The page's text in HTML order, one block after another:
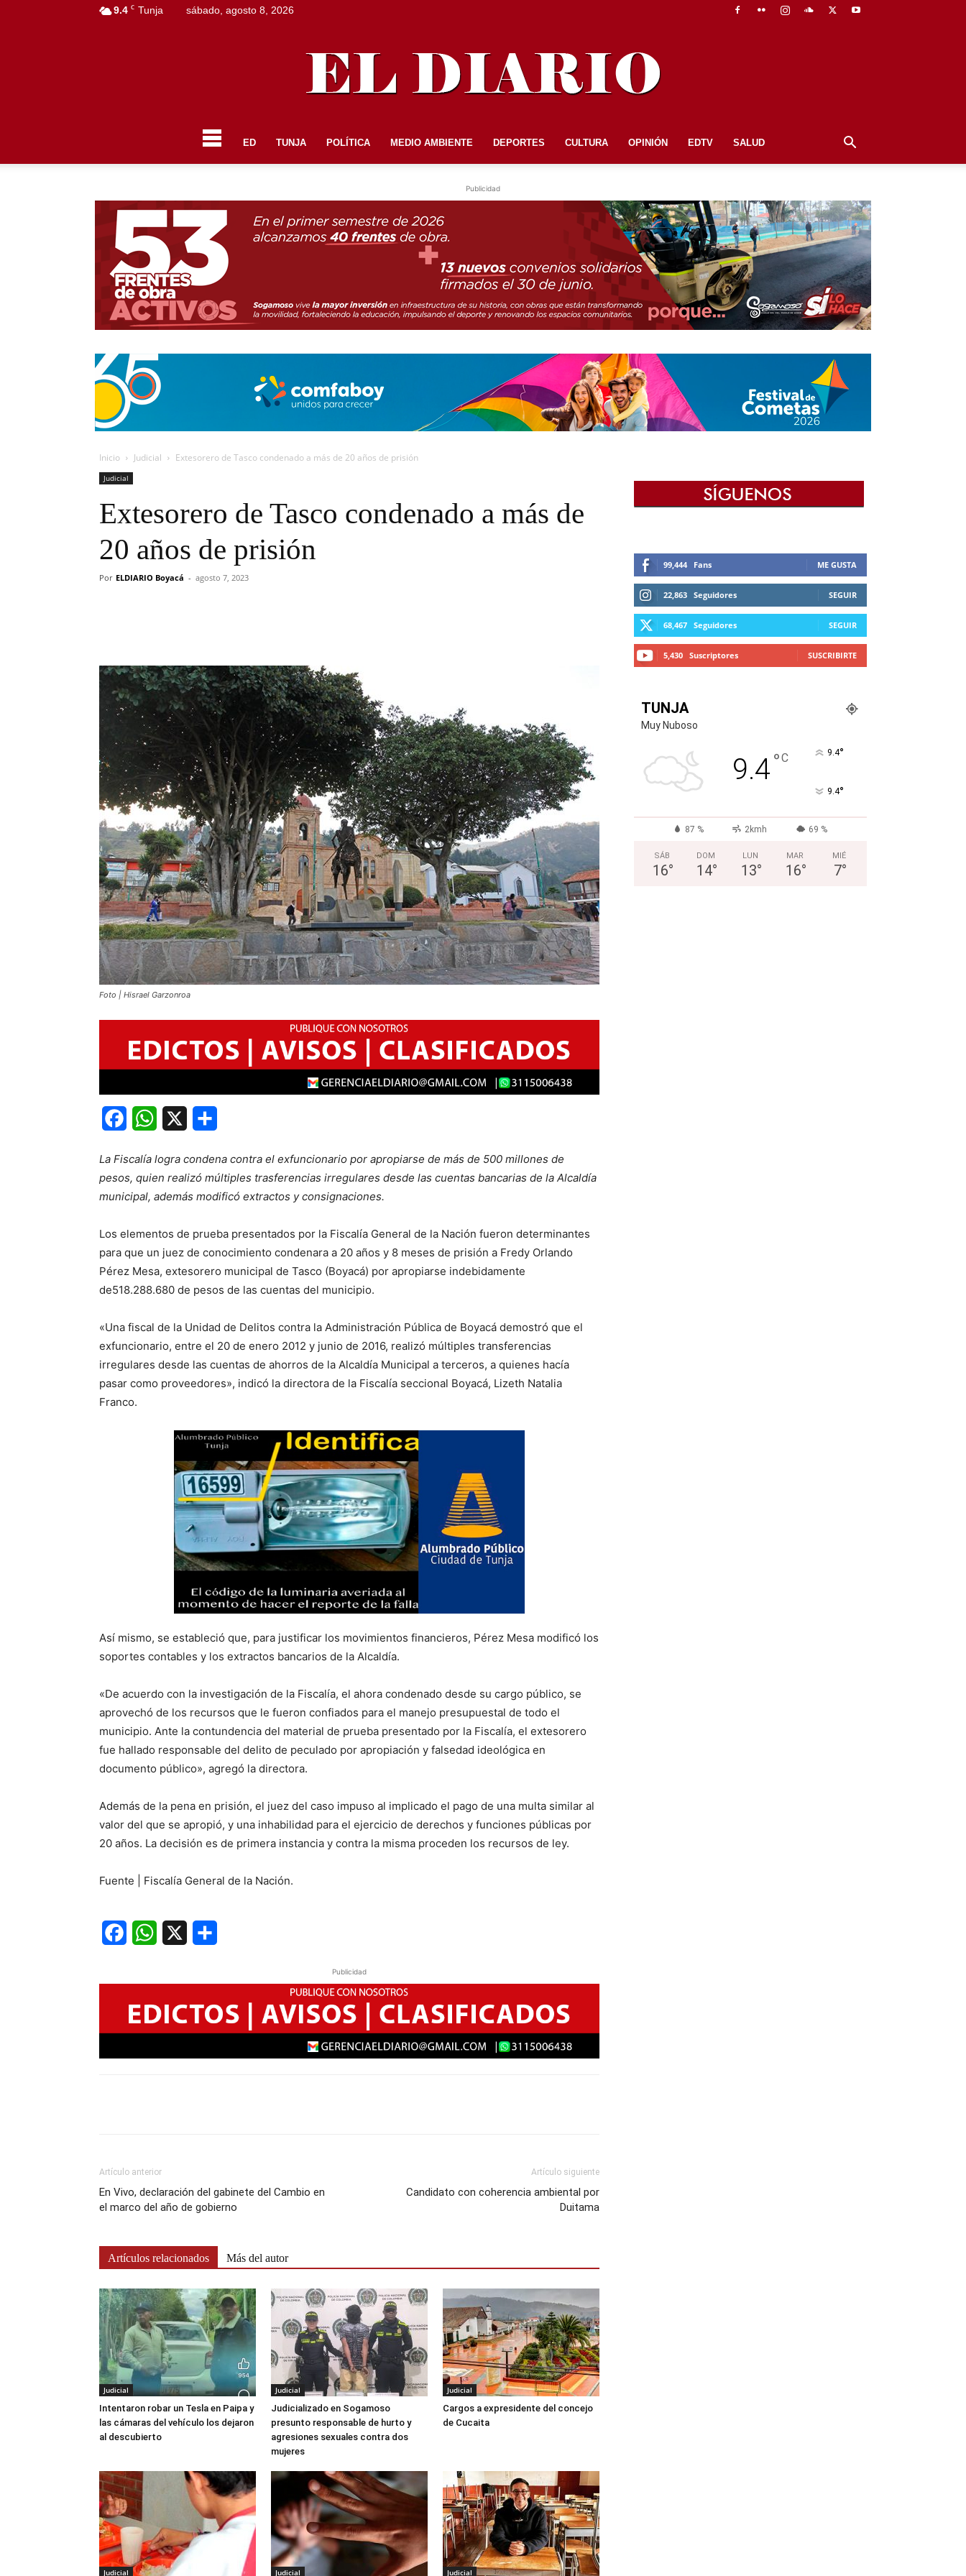
9.4 C Tunja sábado, agosto 8, 2026
DIARIO
ED TUNJA POLÍTICA MEDIO AMBIENTE DEPORTES CULTURA OPINIÓN EDTV SALUD
Publicidad
Inicio Judicial Extesorero de Tasco condenado a más de 20 años de prisión
Judicial
Extesorero de Tasco condenado a más de
20 años de prisión
Por ELDIARIO Boyacá - agosto 7, 2023
Foto | Hisrael Garzonroa
FacebookWhatsApp
La Fiscalía logra condena contra el exfuncionario por apropiarse de más de 500 millones de
pesos, quien realizó múltiples trasferencias irregulares desde las cuentas bancarias de la Alcaldía
municipal, además modificó extractos y consignaciones.
Los elementos de prueba presentados por la Fiscalía General de la Nación fueron determinantes
para que un juez de conocimiento condenara a 20 años y 8 meses de prisión a Fredy Orlando
Pérez Mesa, extesorero municipal de Tasco (Boyacá) por apropiarse indebidamente
de518.288.680 de pesos de las cuentas del municipio.
«Una fiscal de la Unidad de Delitos contra la Administración Pública de Boyacá demostró que el
exfuncionario, entre el 20 de enero 2012 y junio de 2016, realizó múltiples transferencias
irregulares desde las cuentas de ahorros de la Alcaldía Municipal a terceros, a quienes hacía
pasar como proveedores», indicó la directora de la Fiscalía seccional Boyacá, Lizeth Natalia
Franco.
Así mismo, se estableció que, para justificar los movimientos financieros, Pérez Mesa modificó los
soportes contables y los extractos bancarios de la Alcaldía.
«De acuerdo con la investigación de la Fiscalía, el ahora condenado desde su cargo público, se
aprovechó de los recursos que le fueron confiados para el manejo presupuestal de todo el
municipio. Ante la contundencia del material de prueba presentado por la Fiscalía, el extesorero
fue hallado responsable del delito de peculado por apropiación y falsedad ideológica en
documento público», agregó la directora.
Además de la pena en prisión, el juez del caso impuso al implicado el pago de una multa similar al
valor del que se apropió, y una inhabilidad para el ejercicio de derechos y funciones públicas por
20 años. La decisión es de primera instancia y contra la misma proceden los recursos de ley.
Fuente | Fiscalía General de la Nación.
FacebookWhatsApp
Publicidad
Artículo anterior
En Vivo, declaración del gabinete del Cambio en
el marco del año de gobierno
Artículo siguiente
Candidato con coherencia ambiental por
Duitama
Artículos relacionados Más del autor
Judicial
Intentaron robar un Tesla en Paipa y
las cámaras del vehículo los dejaron
al descubierto
Judicial
Judicializado en Sogamoso
presunto responsable de hurto y
agresiones sexuales contra dos
mujeres
Judicial
Cargos a expresidente del concejo
de Cucaita
Judicial Judicial Judicial
99,444 Fans ME GUSTA
22,863 Seguidores SEGUIR
68,467 Seguidores SEGUIR
5,430 Suscriptores SUSCRIBIRTE
TUNJA
Muy Nuboso
9.4°C 9.4°
9.4°
87 % 2kmh 69 %
SÁB
16°
DOM
14°
LUN
13°
MAR
16°
MIÉ
7°